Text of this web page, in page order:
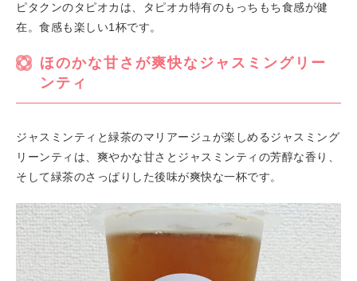
ピタクンのタピオカは、タピオカ特有のもっちもち食感が健
在。食感も楽しい1杯です。
ほのかな甘さが爽快なジャスミングリー
ンティ
ジャスミンティと緑茶のマリアージュが楽しめるジャスミング
リーンティは、爽やかな甘さとジャスミンティの芳醇な香り、
そして緑茶のさっぱりした後味が爽快な一杯です。